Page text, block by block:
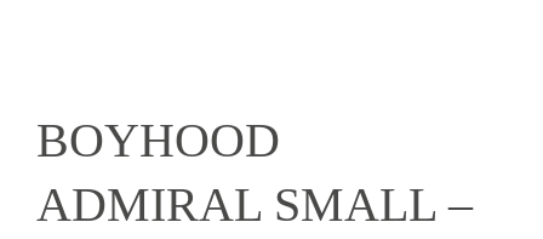
BOYHOOD
ADMIRAL SMALL –